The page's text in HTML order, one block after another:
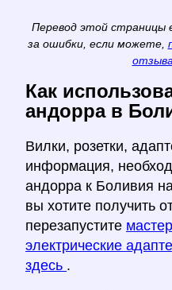
Перевод этой страницы
за ошибки, если можете,
Как
андорра в
Вилки, розетки,
информация,
андорра к Боливия
вы хотите получить
перезапустите
электрические
здесь .